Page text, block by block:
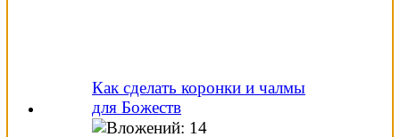
Как сделать коронки и чалмы
для Божеств